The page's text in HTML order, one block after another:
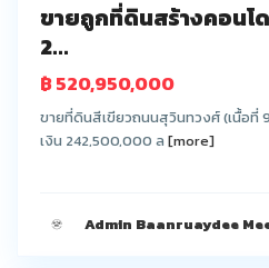
ขายถูกที่ดินสร้างคอนโ
2...
฿ 520,950,000
ขายที่ดินสีเขียวถนนสุวินทวงศ์ (เนื้อที่
เงิน 242,500,000 ล [more]
Admin Baanruaydee